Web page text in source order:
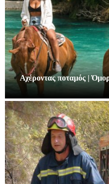
Αχέροντας ποταμός |